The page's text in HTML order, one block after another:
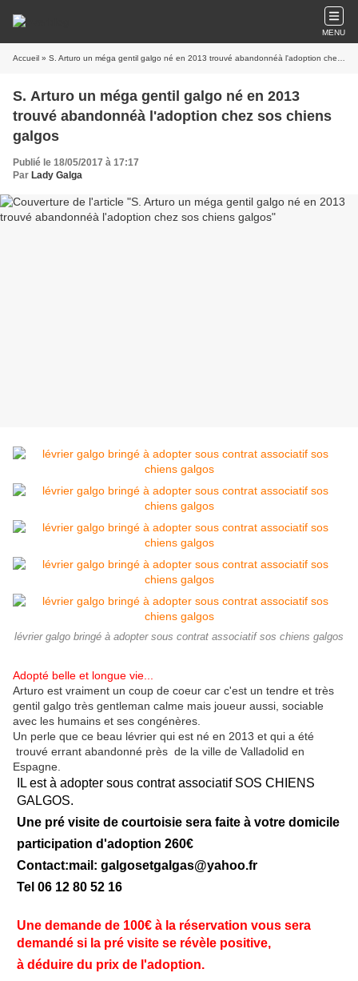
MENU
Accueil » S. Arturo un méga gentil galgo né en 2013 trouvé abandonnéà l'adoption chez sos chiens galgos
S. Arturo un méga gentil galgo né en 2013
trouvé abandonnéà l'adoption chez sos chiens
galgos
Publié le 18/05/2017 à 17:17
Par Lady Galga
lévrier galgo bringé à adopter sous contrat associatif sos chiens galgos
Adopté belle et longue vie...
Arturo est vraiment un coup de coeur car c'est un tendre et très
gentil galgo très gentleman calme mais joueur aussi, sociable
avec les humains et ses congénères.
Un perle que ce beau lévrier qui est né en 2013 et qui a été
trouvé errant abandonné près de la ville de Valladolid en
Espagne.
IL est à adopter sous contrat associatif SOS CHIENS
GALGOS.
Une pré visite de courtoisie sera faite à votre domicile
participation d'adoption 260€
Contact:mail: galgosetgalgas@yahoo.fr
Tel 06 12 80 52 16
Une demande de 100€ à la réservation vous sera
demandé si la pré visite se révèle positive,
à déduire du prix de l'adoption.